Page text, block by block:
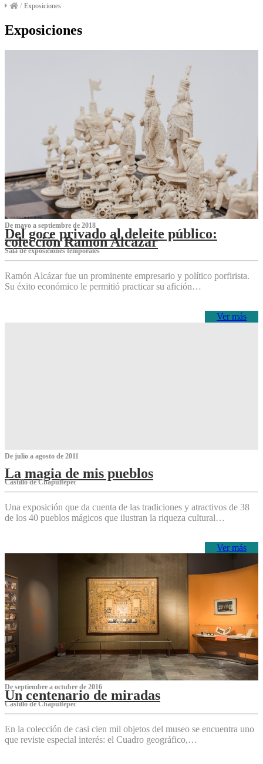
/ Exposiciones
Exposiciones
De mayo a septiembre de 2018
Del goce privado al deleite público:
colección Ramón Alcázar
Sala de exposiciones temporales
Ramón Alcázar fue un prominente empresario y político porfirista.
Su éxito económico le permitió practicar su afición…
Ver más
De julio a agosto de 2011
La magia de mis pueblos
Castillo de Chapultepec
Una exposición que da cuenta de las tradiciones y atractivos de 38
de los 40 pueblos mágicos que ilustran la riqueza cultural…
Ver más
De septiembre a octubre de 2016
Un centenario de miradas
Castillo de Chapultepec
En la colección de casi cien mil objetos del museo se encuentra uno
que reviste especial interés: el Cuadro geográfico,…